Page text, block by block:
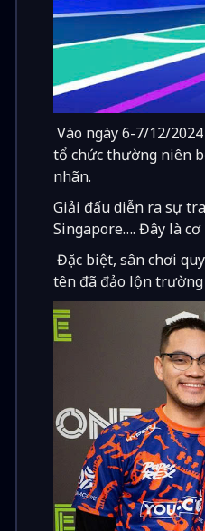
Vào ngày 6-7/12/
tổ chức thường niên
nhãn.
Giải đấu diễn ra sự
Singapore…. Đây là
Đặc biệt, sân chơi
tên đã đảo lộn